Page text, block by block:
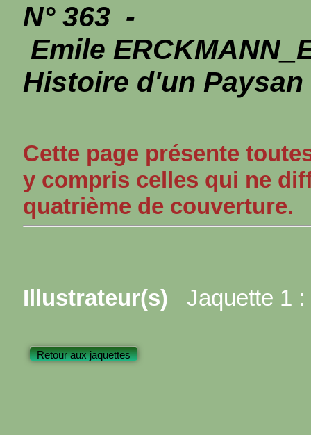
N° 363 -
Emile
Histoire d'un Paysan
Cette page présente
y compris celles qui ne
quatrième de couverture.
Illustrateur(s) Jaquette 1 :
Retour aux jaquettes